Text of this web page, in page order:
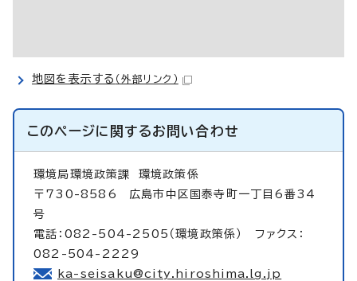
地図を表示する （外部リンク）
このページに関するお問い合わせ
環境局環境政策課 環境政策係
〒730-8586 広島市中区国泰寺町一丁目6番34
号
電話：082-504-2505（環境政策係） ファクス：
082-504-2229
ka-seisaku@city.hiroshima.lg.jp